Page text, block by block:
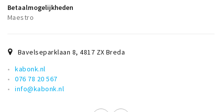
Betaalmogelijkheden
Maestro
Bavelseparklaan 8,4817 ZX Breda
kabonk.nl
076 78 20 567
info@kabonk.nl